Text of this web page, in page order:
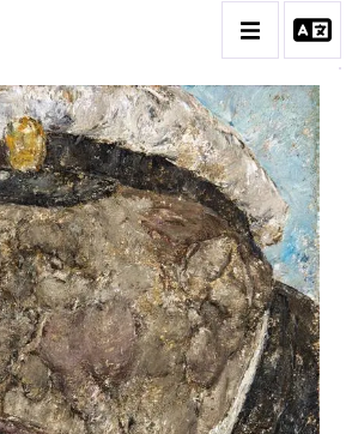
TANAKA
DES OEUVRES
CONTACT